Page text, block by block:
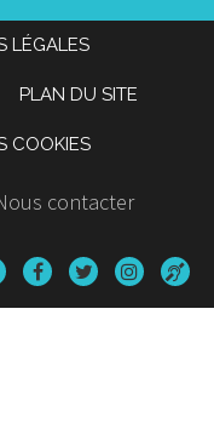
LÉGALES
PLAN DU SITE
COOKIES
contacter
Lien
vers
le
Lien
vers
le
Lien
vers
le
o